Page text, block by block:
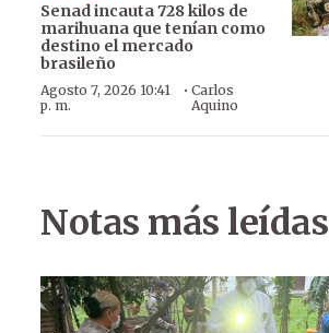
Senad incauta 728 kilos de
marihuana que tenían como
destino el mercado
brasileño
Agosto 7, 2026 10:41
p. m.
· Carlos
Aquino
Notas más leídas